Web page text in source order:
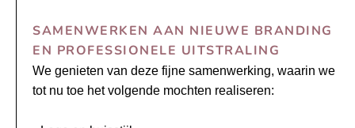
SAMENWERKEN AAN NIEUWE BRANDING
EN PROFESSIONELE UITSTRALING
We genieten van deze fijne samenwerking, waarin we
tot nu toe het volgende mochten realiseren: